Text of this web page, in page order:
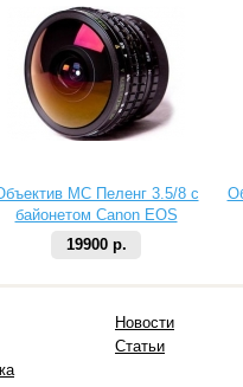
МС Пеленг 3.5/8 с
байонетом Canon EOS
19900 р.
Новости
Статьи